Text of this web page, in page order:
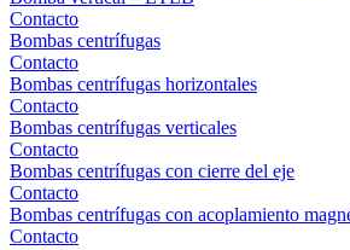
Contacto
Bombas centrífugas
Contacto
Bombas centrífugas horizontales
Contacto
Bombas centrífugas verticales
Contacto
Bombas centrífugas con cierre del eje
Contacto
Bombas centrífugas con acoplamiento
Contacto